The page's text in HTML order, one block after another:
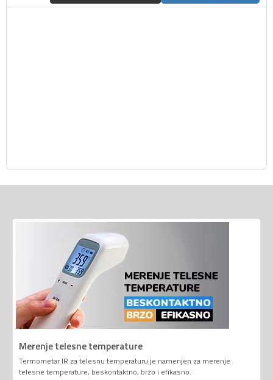
Merenje telesne temperature
Termometar IR za telesnu temperaturu je namenjen za merenje
telesne temperature, beskontaktno, brzo i efikasno.